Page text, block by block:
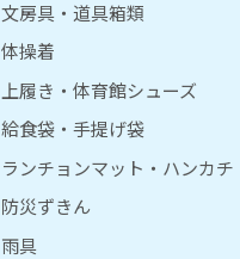
文房具・道具箱類
体操着
上履き・体育館シューズ
給食袋・手提げ袋
ランチョンマット・ハンカチ
防災ずきん
雨具